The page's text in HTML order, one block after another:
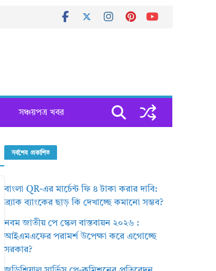
সঞ্চয়পত্র খবর
সর্বশেষ প্রকাশিত
বাংলা QR-এর মার্চেন্ট ফি ৪ টাকা করার দাবি:
ব্র্যাক ব্যাংকের ছাড় কি দেখাচ্ছে কমানো সম্ভব?
নবম জাতীয় পে স্কেল বাস্তবায়ন ২০২৬ :
আইএমএফের পরামর্শ উপেক্ষা করে এগোচ্ছে
সরকার?